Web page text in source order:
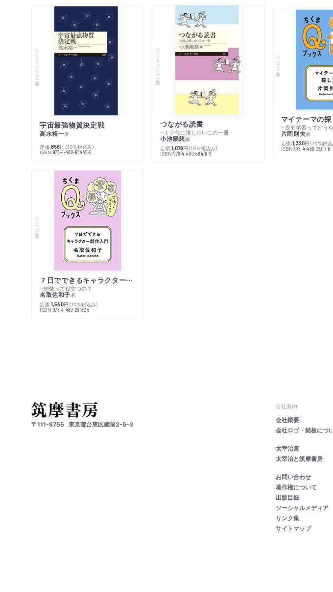
ちくまプリマー新書
宇宙最強物質決定戦
高水裕一著
定価:858円 （10％税込み）
ISBN:978-4-480-68445-5
ちくまプリマー新書
つながる読書
─１０代に推したいこの一冊
小池陽慈編
定価:1,078円 （10％税込み）
ISBN:978-4-480-68476-9
シリーズ・全集
マイテーマの探
─探究学習ってどう
片岡則夫著
定価:1,320円 （10％税込
ISBN:978-4-480-25117-6
シリーズ・全集
７日でできるキャラクター創作入門
─想像って役立つの？
名取佐和子著
定価:1,540円 （10％税込み）
ISBN:978-4-480-25162-6
〒111-8755 東京都台東区蔵前2-5-3
会社案内
会社概要
会社ロゴ・銘板につ
太宰治賞
太宰治と筑摩書房
お問い合わせ
著作権について
出版目録
ソーシャルメディア
リンク集
サイトマップ